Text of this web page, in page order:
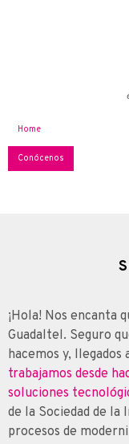
Home
Conócenos
¡Hola! Nos encanta
Guadaltel. Seguro
hacemos y,
trabajamos desde
soluciones
de la Sociedad de
procesos de